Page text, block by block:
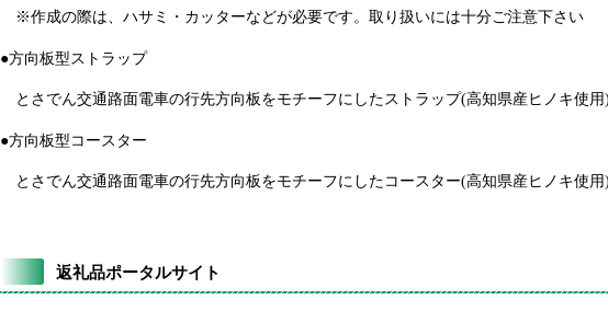
※作成の際は、ハサミ・カッターなどが必要です。取り扱いには十分ご注意下さい
●方向板型ストラップ
とさでん交通路面電車の行先方向板をモチーフにしたストラップ(高知県産ヒノキ使
●方向板型コースター
とさでん交通路面電車の行先方向板をモチーフにしたコースター(高知県産ヒノキ使
返礼品ポータルサイト